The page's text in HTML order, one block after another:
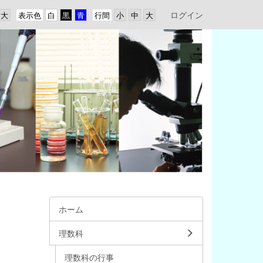
行間
表示色 ログイン
ホーム
理数科
理数科の行事